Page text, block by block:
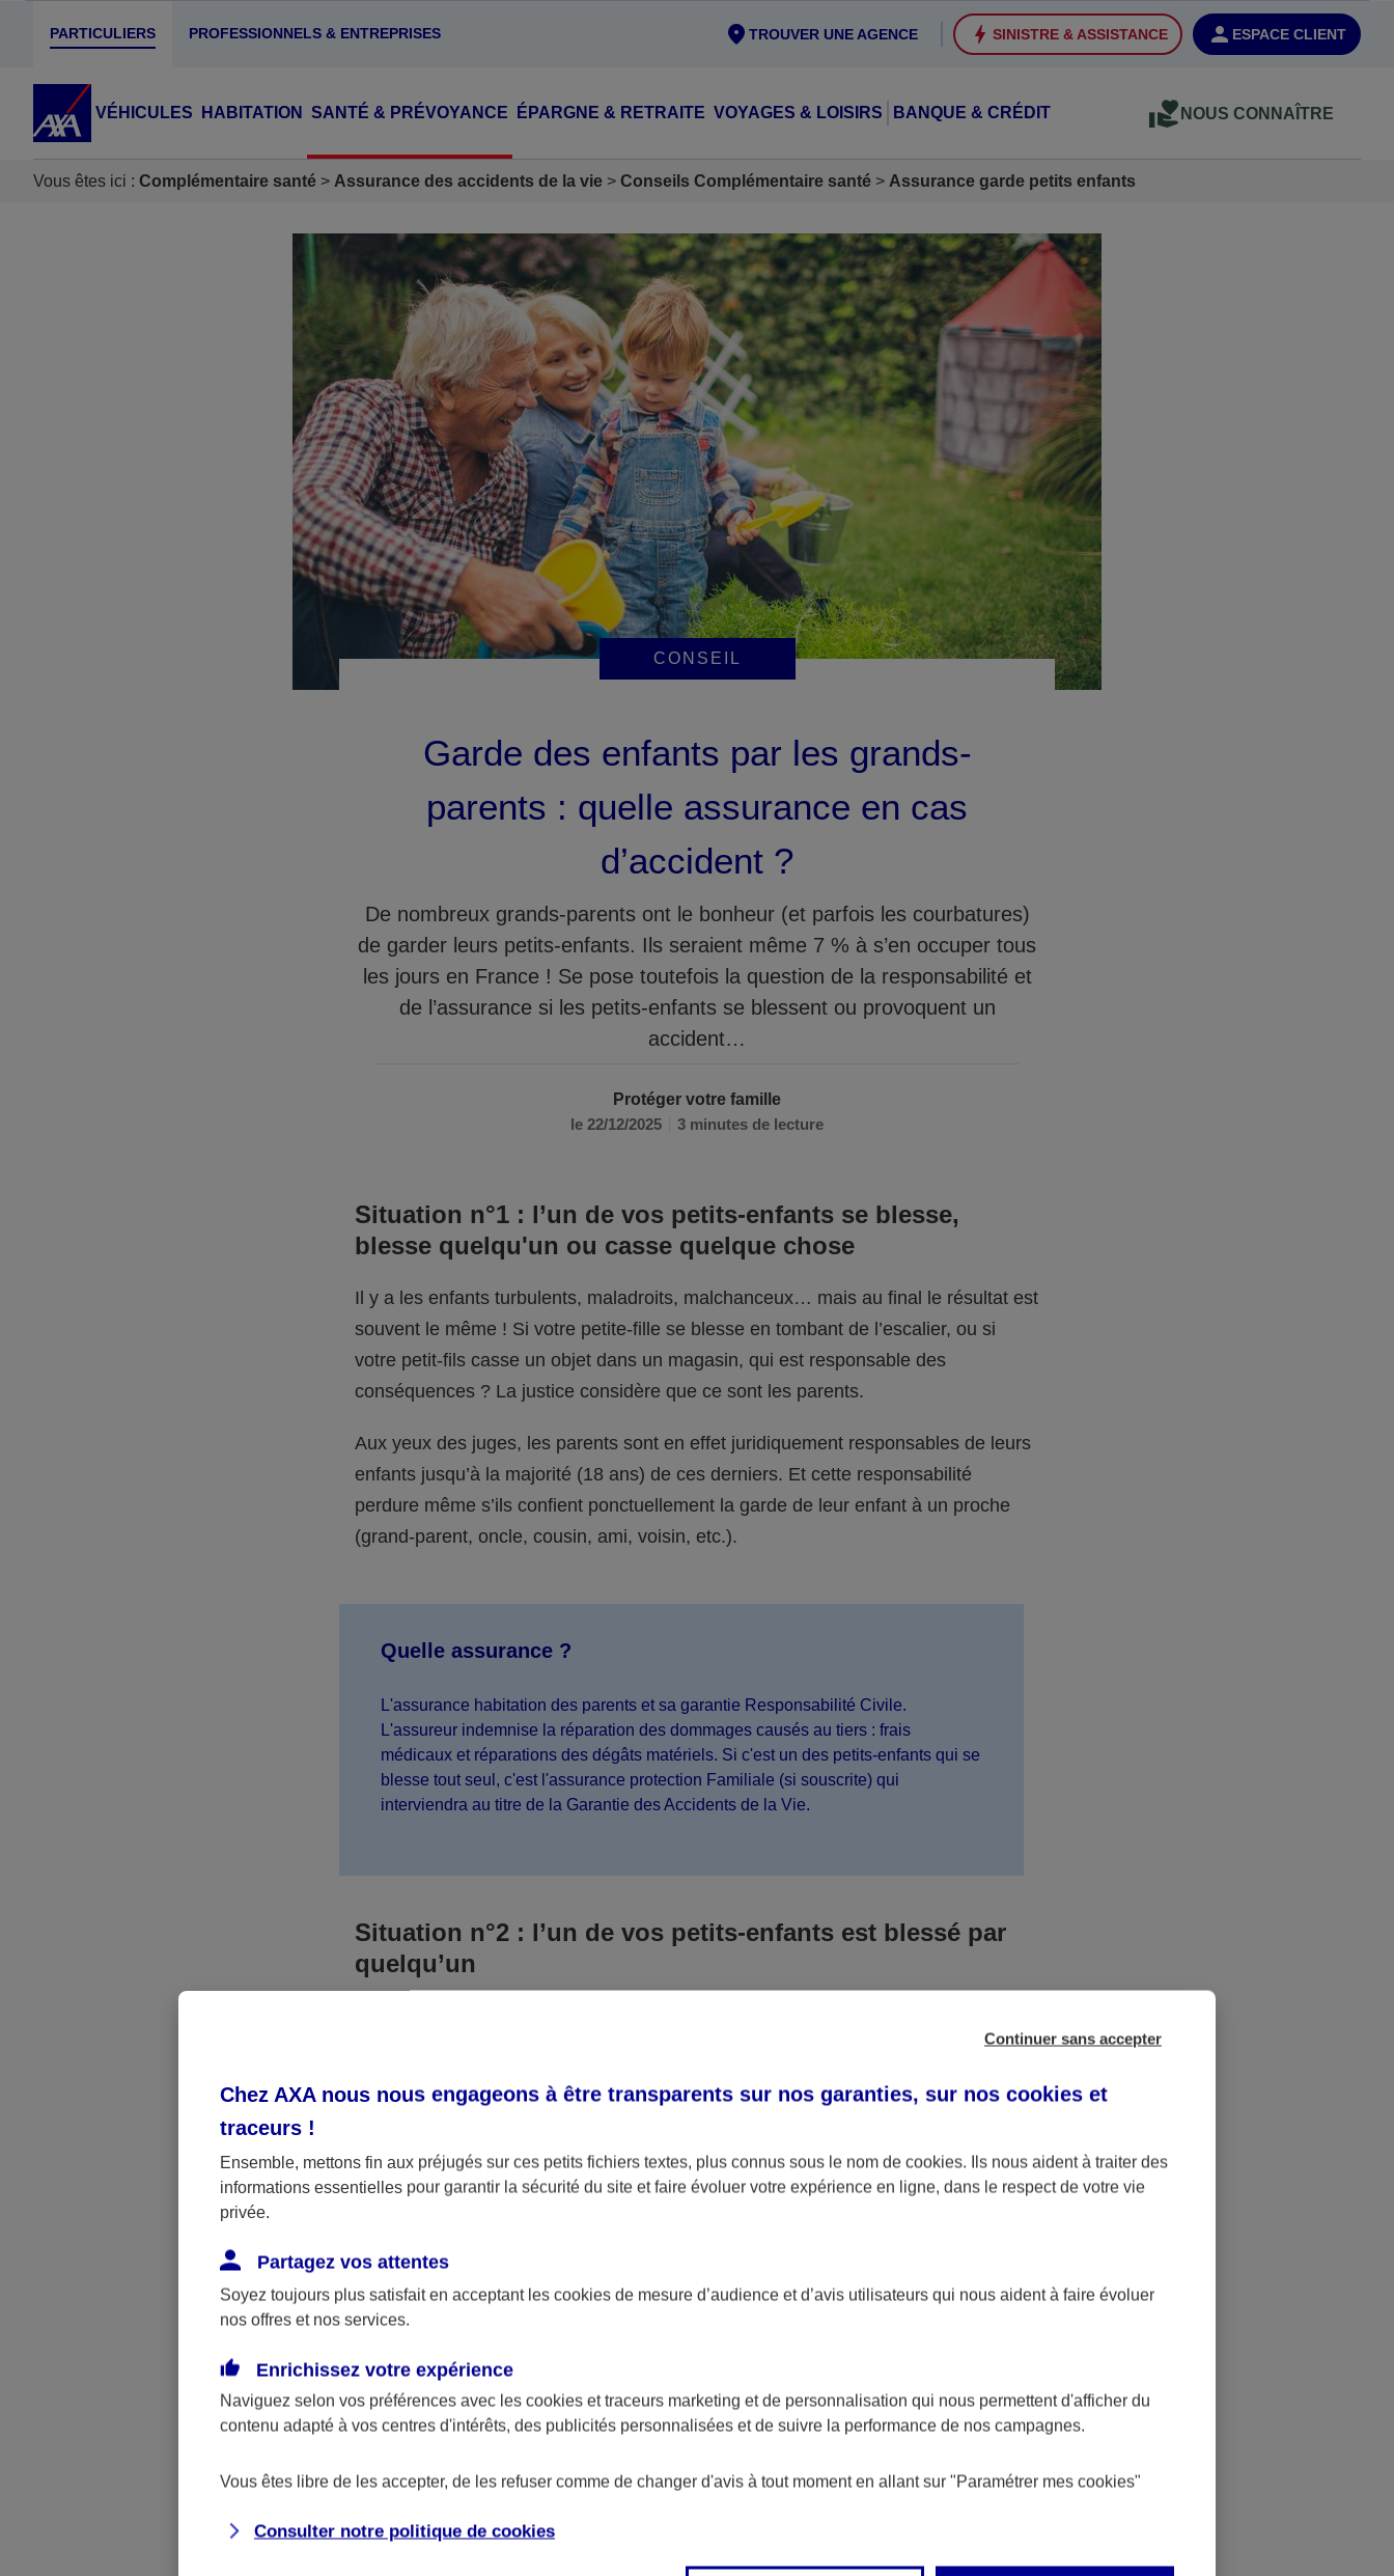
PARTICULIERS PROFESSIONNELS & ENTREPRISES ESPACE CLIENT
SINISTRE & ASSISTANCE
TROUVER UNE AGENCE
VÉHICULES HABITATION SANTÉ & PRÉVOYANCE ÉPARGNE & RETRAITE VOYAGES & LOISIRS BANQUE & CRÉDIT NOUS CONNAÎTRE
Vous êtes ici : Complémentaire santé Assurance des accidents de la vie Conseils Complémentaire santé Assurance garde petits enfants
CONSEIL
Protéger votre famille
le 22/12/2025
3 minutes de lecture
Garde des enfants par les grands-
parents : quelle assurance en cas
d’accident ?
De nombreux grands-parents ont le bonheur (et parfois les courbatures)
de garder leurs petits-enfants. Ils seraient même 7 % à s’en occuper tous
les jours en France ! Se pose toutefois la question de la responsabilité et
de l’assurance si les petits-enfants se blessent ou provoquent un
accident…
Situation n°1 : l’un de vos petits-enfants se blesse,
blesse quelqu'un ou casse quelque chose
Il y a les enfants turbulents, maladroits, malchanceux… mais au final le résultat est
souvent le même ! Si votre petite-fille se blesse en tombant de l’escalier, ou si
votre petit-fils casse un objet dans un magasin, qui est responsable des
conséquences ? La justice considère que ce sont les parents.
Aux yeux des juges, les parents sont en effet juridiquement responsables de leurs
enfants jusqu’à la majorité (18 ans) de ces derniers. Et cette responsabilité
perdure même s’ils confient ponctuellement la garde de leur enfant à un proche
(grand-parent, oncle, cousin, ami, voisin, etc.).
Quelle assurance ?
L'assurance habitation des parents et sa garantie Responsabilité Civile.
L'assureur indemnise la réparation des dommages causés au tiers : frais
médicaux et réparations des dégâts matériels. Si c'est un des petits-enfants qui se
blesse tout seul, c'est l'assurance protection Familiale (si souscrite) qui
interviendra au titre de la Garantie des Accidents de la Vie.
Situation n°2 : l’un de vos petits-enfants est blessé par
quelqu’un
responsable. Aux yeux de la justice, le responsable est la personne ayant entrainé
médicaux et éventuelles indemnisations en guise de dommage.
Néanmoins, si aucun responsable n’a été désigné ou retrouvé pour l’accident dont
a été victime votre petit-fils ou petite-fille, seule une assurance spécifique
fonctionner.
Quelle assurance ?
La responsabilité civile de la personne désignée comme responsable de
accidents de la vie) que vous auriez souscrite pour votre famille.
Continuer sans accepter
Chez AXA nous nous engageons à être transparents sur nos garanties, sur nos cookies et
traceurs !
Ensemble, mettons fin aux préjugés sur ces petits fichiers textes, plus connus sous le nom de cookies. Ils nous aident à traiter des
informations essentielles pour garantir la sécurité du site et faire évoluer votre expérience en ligne, dans le respect de votre vie
privée.
Partagez vos attentes
Soyez toujours plus satisfait en acceptant les cookies de mesure d’audience et d’avis utilisateurs qui nous aident à faire évoluer
nos offres et nos services.
Enrichissez votre expérience
Naviguez selon vos préférences avec les cookies et traceurs marketing et de personnalisation qui nous permettent d'afficher du
contenu adapté à vos centres d'intérêts, des publicités personnalisées et de suivre la performance de nos campagnes.
Vous êtes libre de les accepter, de les refuser comme de changer d'avis à tout moment en allant sur "Paramétrer mes cookies"
Consulter notre politique de cookies